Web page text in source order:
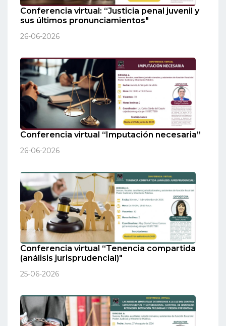
Conferencia virtual: “Justicia penal juvenil y
sus últimos pronunciamientos"
26-06-2026
Conferencia virtual “Imputación necesaria”
26-06-2026
Conferencia virtual “Tenencia compartida
(análisis jurisprudencial)"
25-06-2026